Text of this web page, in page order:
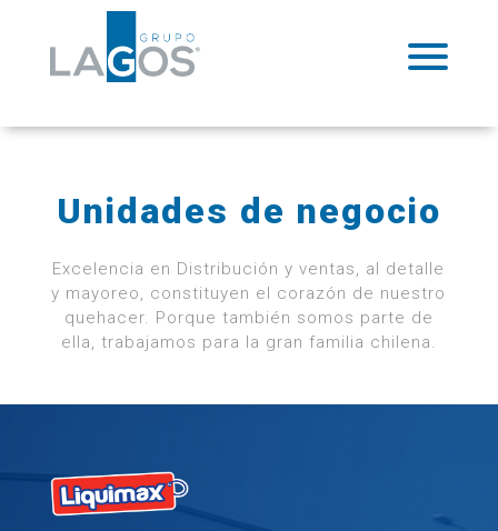
Unidades de negocio
Excelencia en Distribución y ventas, al detalle
y mayoreo, constituyen el corazón de nuestro
quehacer. Porque también somos parte de
ella, trabajamos para la gran familia chilena.